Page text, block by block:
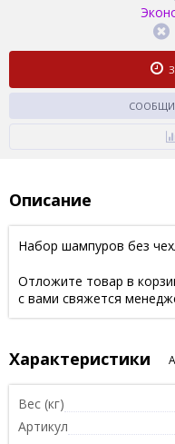
Описание
Набор шампуров без
Отложите товар в
с вами свяжется
Характеристики
Вес (кг)
Артикул